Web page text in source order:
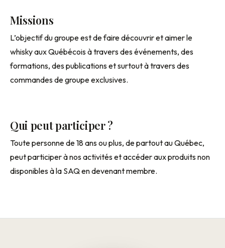
Missions
L’objectif du groupe est de faire découvrir et aimer le
whisky aux Québécois à travers des événements, des
formations, des publications et surtout à travers des
commandes de groupe exclusives.
Qui peut participer ?
Toute personne de 18 ans ou plus, de partout au Québec,
peut participer à nos activités et accéder aux produits non
disponibles à la SAQ en devenant membre.